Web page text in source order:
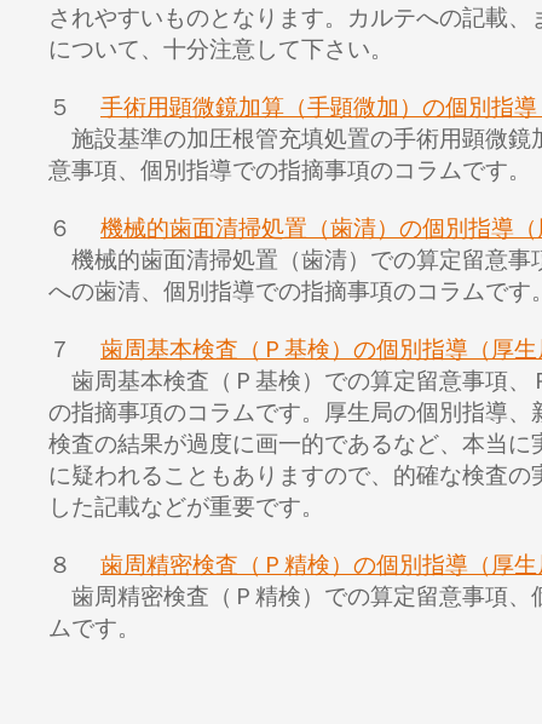
されやすいものとなります。カルテへの記載
について、十分注意して下さい。
５ 手術用顕微鏡加算（手顕微加）の個別指
施設基準の加圧根管充填処置の手術用顕微鏡
意事項、個別指導での指摘事項のコラムです。
６ 機械的歯面清掃処置（歯清）の個別指導
機械的歯面清掃処置（歯清）での算定留意事
への歯清、個別指導での指摘事項のコラムです
７ 歯周基本検査（Ｐ基検）の個別指導（厚
歯周基本検査（Ｐ基検）での算定留意事項、
の指摘事項のコラムです。厚生局の個別指導
検査の結果が過度に画一的であるなど、本当
に疑われることもありますので、的確な検査
した記載などが重要です。
８ 歯周精密検査（Ｐ精検）の個別指導（厚
歯周精密検査（Ｐ精検）での算定留意事項、
ムです。